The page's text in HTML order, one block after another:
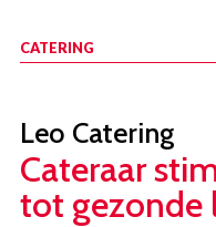
CATERING
Leo Catering
Cateraar
tot gezonde